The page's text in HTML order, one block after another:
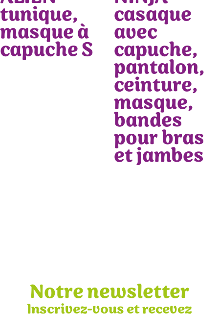
tunique,
masque à
capuche S
casaque
avec
capuche,
pantalon,
ceinture,
masque,
bandes
pour bras
et jambes
Notre newsletter
Inscrivez-vous et recevez